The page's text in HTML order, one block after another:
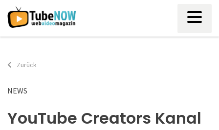
content
Zurück
NEWS
YouTube Creators Kanal